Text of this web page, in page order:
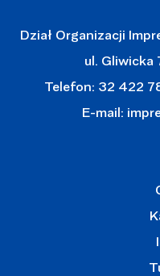
Dział Organizacji
ul.
Telefon: 32 422
E-mail: